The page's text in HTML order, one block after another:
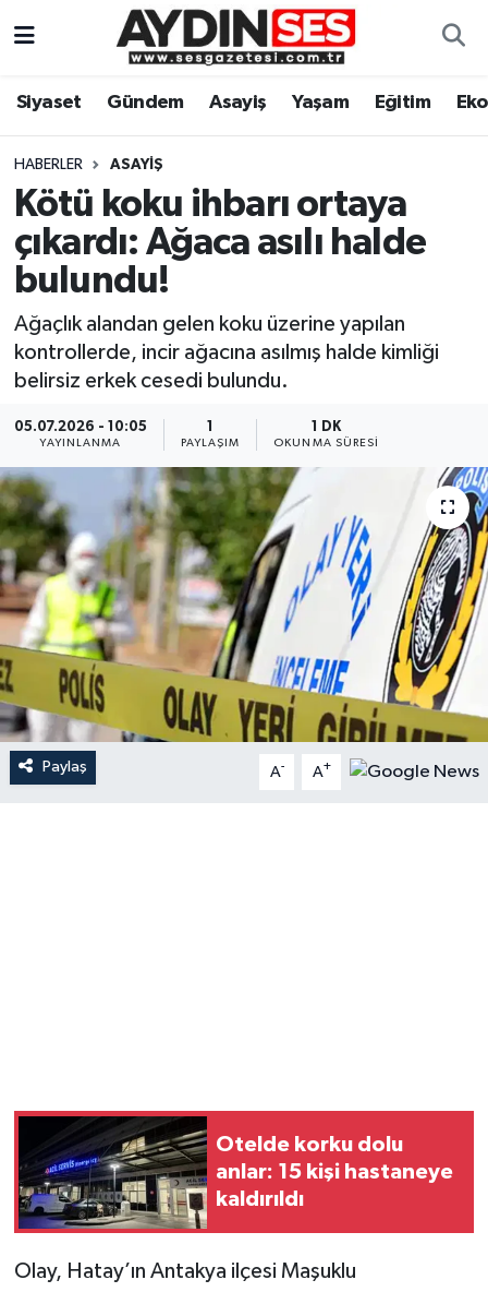
Siyaset Gündem Asayiş Yaşam Eğitim
HABERLER ASAYIŞ
Kötü koku ihbarı ortaya
çıkardı: Ağaca asılı halde
bulundu!
Ağaçlık alandan gelen koku üzerine yapılan
kontrollerde, incir ağacına asılmış halde kimliği
belirsiz erkek cesedi bulundu.
05.07.2026 - 10:05
YAYINLANMA PAYLAŞIM
1 DK
OKUNMA SÜRESI
Paylaş A- A+
Otelde korku dolu
anlar: 15 kişi hastaneye
kaldırıldı
Olay, Hatay’ın Antakya ilçesi Maşuklu
Gündem
Siyaset
Ekonomi
Eğitim
Kültür Sanat
Spor
Aydın Hava Durumu
Aydin Namaz Vakitleri
Aydın Trafik Yoğunluk Haritası
Tüm Manşetler
Son Dakika Haberleri
Haber Arşivi